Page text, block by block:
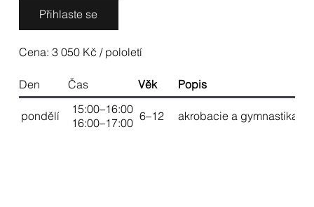
Cena: 3 050 Kč / pololetí
akrobacie a gymnastika
6–12
15:00–16:00
16:00–17:00
pondělí
Popis
Věk
Čas
Den
Přihlaste se